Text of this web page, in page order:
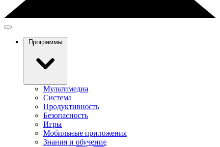
Программы
Мультимедиа
Система
Продуктивность
Безопасность
Игры
Мобильные приложения
Знания и обучение